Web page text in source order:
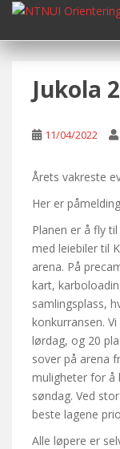
i
Jukola
11/04/2022
Årets vakreste
Her er
Planen er å fly
med leiebiler til
arena. På
kart,
samlingsplass,
konkurransen.
lørdag, og 20
sover på arena
muligheter for å
søndag. Ved
beste lagene
Alle løpere er